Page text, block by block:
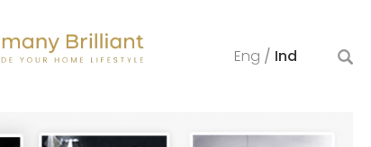
Eng / Ind